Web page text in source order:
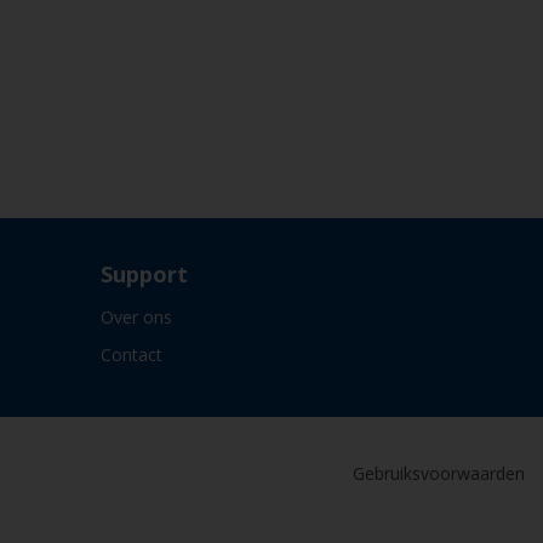
Support
Over ons
Contact
Gebruiksvoorwaarden